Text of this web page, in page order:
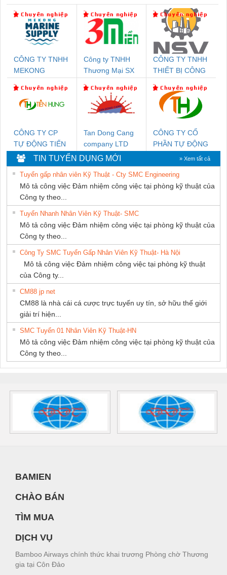
CÔNG TY TNHH
MEKONG
Công ty TNHH
Thương Mại SX
CÔNG TY TNHH
THIẾT BỊ CÔNG
SETSUBI VIỆT
NAM
CÔNG TY CP
TỰ ĐỘNG TIẾN
HƯNG
Tan Dong Cang
company LTD
CÔNG TY CỔ
PHẦN TỰ ĐỘNG
TIẾN HƯNG
TIN TUYỂN DỤNG MỚI » Xem tất cả
Tuyển gấp nhân viên Kỹ Thuật - Cty SMC Engineering
Mô tả công việc Đảm nhiệm công việc tại phòng kỹ thuật của
Công ty theo...
Tuyển Nhanh Nhân Viên Kỹ Thuật- SMC
Mô tả công việc Đảm nhiệm công việc tại phòng kỹ thuật của
Công ty theo...
Công Ty SMC Tuyển Gấp Nhân Viên Kỹ Thuật- Hà Nội
Mô tả công việc Đảm nhiệm công việc tại phòng kỹ thuật
của Công ty...
CM88 jp net
CM88 là nhà cái cá cược trực tuyến uy tín, sở hữu thế giới
giải trí hiện...
SMC Tuyển 01 Nhân Viên Kỹ Thuật-HN
Mô tả công việc Đảm nhiệm công việc tại phòng kỹ thuật của
Công ty theo...
BAMIEN
CHÀO BÁN
TÌM MUA
DỊCH VỤ
Bamboo Airways chính thức khai trương Phòng chờ Thương
gia tại Côn Đảo